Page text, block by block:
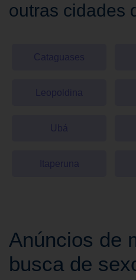
outras cidades
Anúncios de
busca de